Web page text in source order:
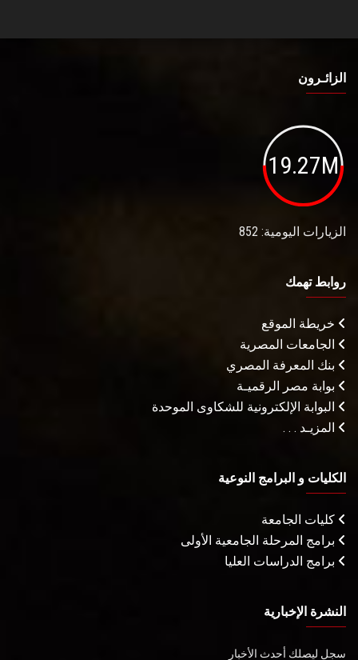
الزائـرون
19.27M
الزيارات اليومية: 852
روابط تهمك
خريطة الموقع
الجامعات المصرية
بنك المعرفة المصري
بوابة مصر الرقميـة
البوابة الإلكترونية للشكاوى الموحدة
المزيـد . . .
الكليات و البرامج النوعية
كليات الجامعة
برامج المرحلة الجامعية الأولى
برامج الدراسات العليا
النشرة الإخبارية
سجل ليصلك أحدث الأخبار